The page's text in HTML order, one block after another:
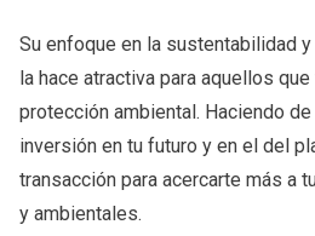
Su enfoque en la sustentabilidad
la hace atractiva para aquellos
protección ambiental. Haciendo
inversión en tu futuro y en el del
transacción para acercarte más a
y ambientales.